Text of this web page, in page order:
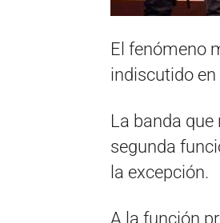
El fenómeno
indiscutido en
La banda
segunda
la excepción.
A la función